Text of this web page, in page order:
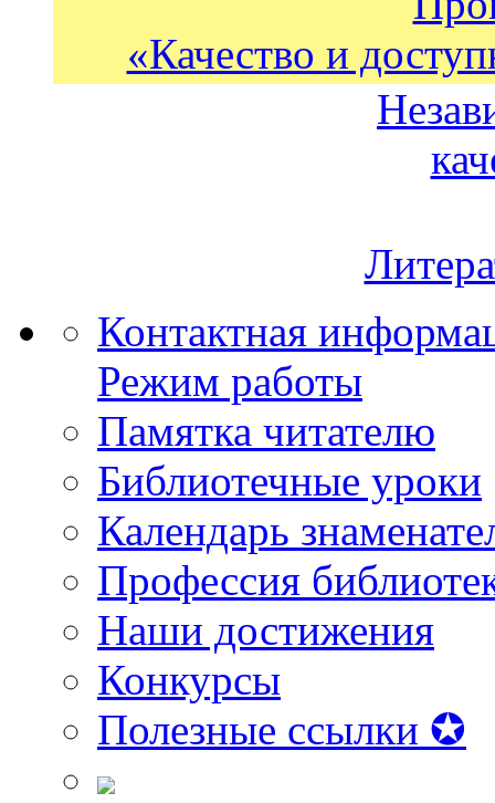
«Качество и
Контактная
Режим работы
Памятка читателю
Библиотечные уроки
Календарь
Профессия
Наши достижения
Конкурсы
Полезные ссылки ✪